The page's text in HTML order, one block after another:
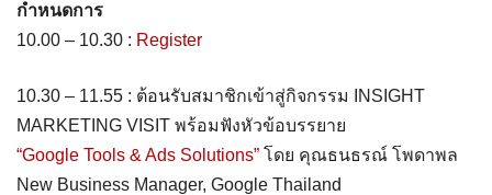
กำหนดการ
10.00 – 10.30 : Register
10.30 – 11.55 : ต้อนรับสมาชิกเข้าสู่กิจกรรม INSIGHT
MARKETING VISIT พร้อมฟังหัวข้อบรรยาย
“Google Tools & Ads Solutions” โดย คุณธนธรณ์ โพดาพล
New Business Manager, Google Thailand